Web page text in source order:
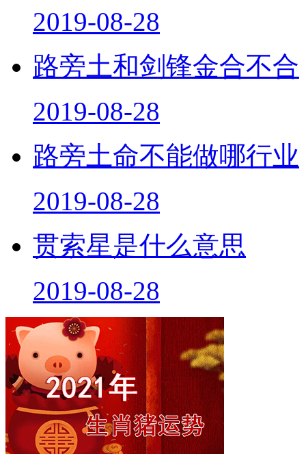
2019-08-28
路旁土和剑锋金合不合
2019-08-28
路旁土命不能做哪行业
2019-08-28
贯索星是什么意思
2019-08-28